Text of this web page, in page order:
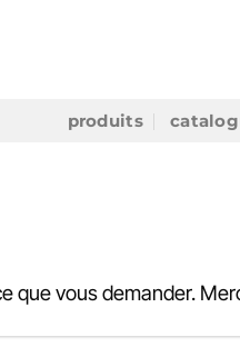
produits
que vous demander.